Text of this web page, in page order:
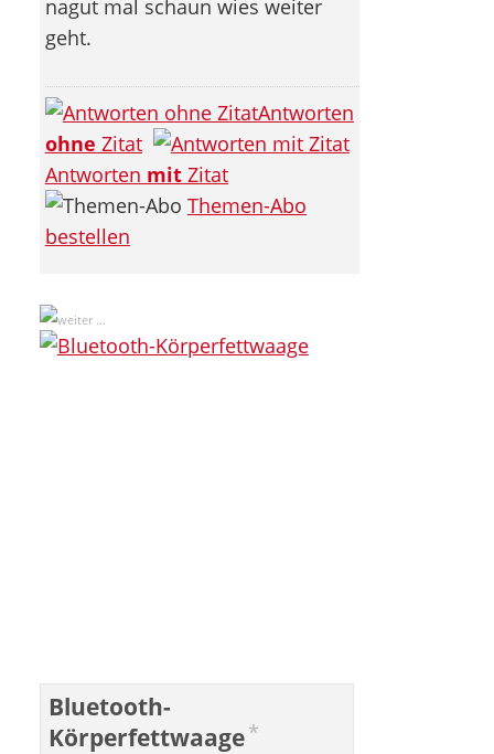
nagut mal schaun wies weiter
geht.
Antworten
ohne Zitat
Antworten mitZitat
Themen-Abo
bestellen
Bluetooth-
Körperfettwaage*